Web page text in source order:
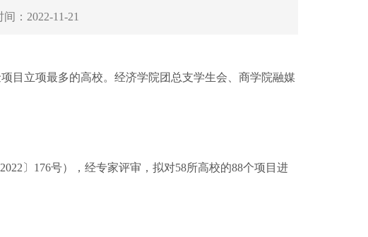
： 2022-11-21
目立项最多的高校。经济学院团总支学生会、商学院融媒
〕176号），经专家评审，拟对58所高校的88个项目进